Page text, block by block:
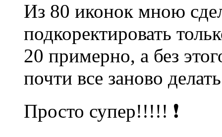
Из 80 иконок мною
подкоректировать
20 примерно, а без
почти все заново
Просто супер!!!!! ❗